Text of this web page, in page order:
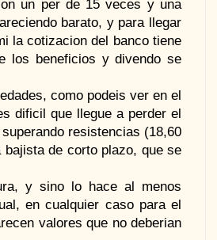
un per de 15 veces y una
barato, y para llegar
la cotizacion del banco tiene
los beneficios y divendo se
como podeis ver en el
dificil que llegue a perder el
resistencias (18,60
de corto plazo, que se
y sino lo hace al menos
en cualquier caso para el
valores que no deberian